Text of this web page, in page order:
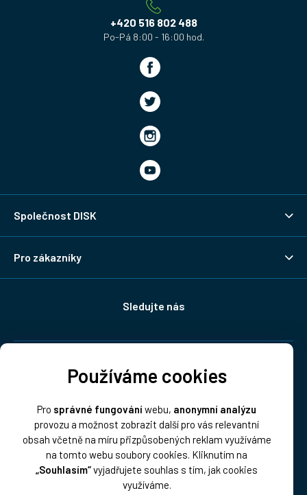
Používáme cookies
Pro správné fungováníwebu, anonymní analýzu
provozu a možnost zobrazit další pro vás relevantní
obsah včetně na míru přizpůsobených reklam využíváme
na tomto webu soubory cookies. Kliknutím na
„Souhlasím“vyjadřujete souhlas s tím, jak cookies
využíváme.
+420 516 802 488
Společnost DISK
Pro zákazníky
Sledujte nás
Platba: